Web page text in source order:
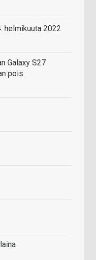
helmikuuta 2022
Galaxy S27
pois